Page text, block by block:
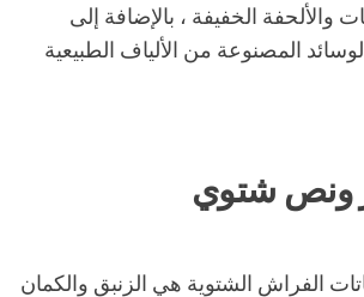
والألحفة الخفيفة ، بالإضافة إلى
المصنوعة من الألياف الطبيعية
ونص شتوي
الفراش الشتوية هي الزنبق والكمان